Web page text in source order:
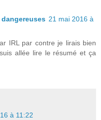
21 mai 2016 à
IRL par contre je lirais bien
allée lire le résumé et ça
à 11:22